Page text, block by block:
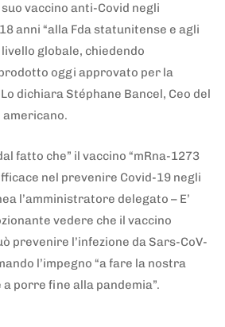
vaccino anti-Covid negli
anni “alla Fda statunitense e agli
globale, chiedendo
oggi approvato per la
dichiara Stéphane Bancel, Ceo del
fatto che” il vaccino “mRna-1273
nel prevenire Covid-19 negli
l’amministratore delegato – E’
vedere che il vaccino
prevenire l’infezione da Sars-CoV-
l’impegno “a fare la nostra
porre fine alla pandemia”.